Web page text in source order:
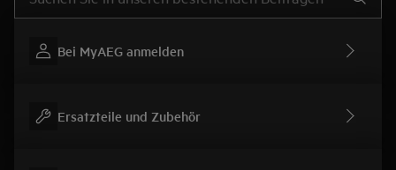
Bei MyAEG anmelden
Ersatzteile und Zubehör